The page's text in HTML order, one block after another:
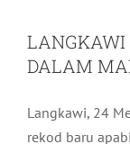
LANGKAWI
DALAM
Langkawi, 24
rekod baru